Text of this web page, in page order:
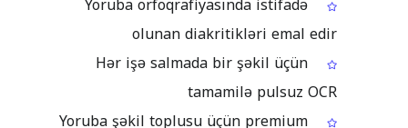
olunan diakritikləri emal edir
Hər işə salmada bir şəkil üçün
tamamilə pulsuz OCR
Yoruba şəkil toplusu üçün premium